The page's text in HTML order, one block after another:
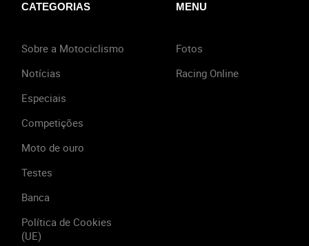
CATEGORIAS
Sobre a Motociclismo
Notícias
Especiais
Competições
Moto de ouro
Testes
Banca
Política de Cookies
(UE)
MENU
Fotos
Racing Online